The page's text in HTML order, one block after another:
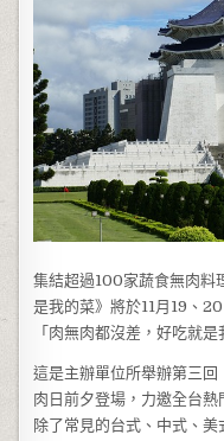
集結超過100家蔬食無肉料
是我的菜》將於11月19、
「肉無肉都沒差，好吃就
這是主辦單位所舉辦第三
肉日前夕登場，力邀全台熱
除了常見的台式、中式、